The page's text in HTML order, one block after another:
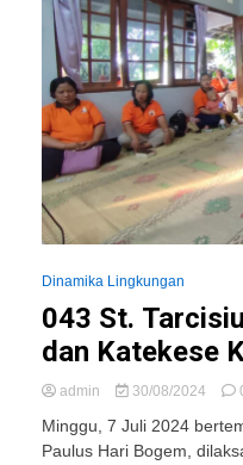
Dinamika Lingkungan
043 St.
dan Katekese
admin 30/08/2024
Minggu, 7 Juli 2024
Paulus Hari Bogem,